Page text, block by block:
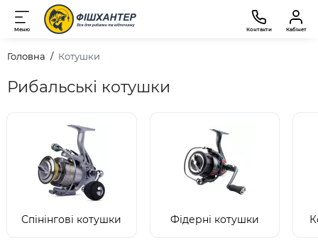
Меню Контакти Кабінет
Головна Котушки
Рибальські котушки
Спінінгові котушки Фідерні котушки